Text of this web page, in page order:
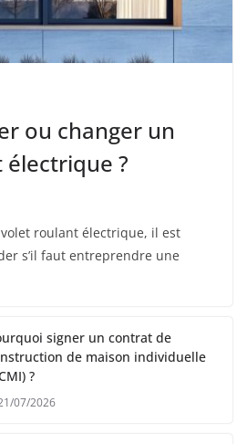
ou changer un
?
roulant électrique, il est
s’il faut entreprendre une
signer un contrat de
de maison individuelle
?
07/2026